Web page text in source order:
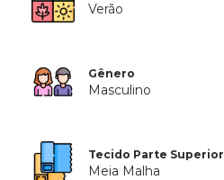
Verão
Gênero
Masculino
Tecido Parte Superior
Meia Malha